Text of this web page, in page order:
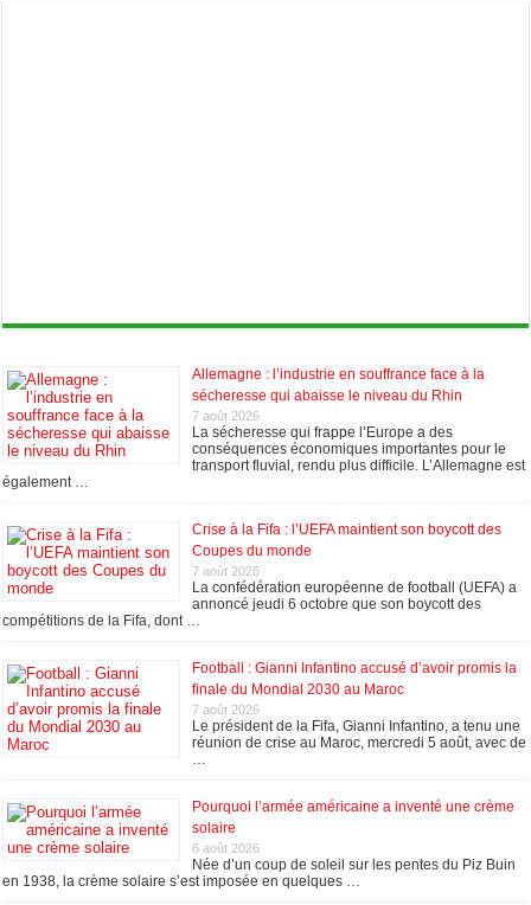
Allemagne : l’industrie en souffrance face à la
sécheresse qui abaisse le niveau du Rhin
7 août 2026
La sécheresse qui frappe l’Europe a des
conséquences économiques importantes pour le
transport fluvial, rendu plus difficile. L’Allemagne est
également …
Crise à la Fifa : l’UEFA maintient son boycott des
Coupes du monde
7 août 2026
La confédération européenne de football (UEFA) a
annoncé jeudi 6 octobre que son boycott des
compétitions de la Fifa, dont …
Football : Gianni Infantino accusé d’avoir promis la
finale du Mondial 2030 au Maroc
7 août 2026
Le président de la Fifa, Gianni Infantino, a tenu une
réunion de crise au Maroc, mercredi 5 août, avec de
…
Pourquoi l’armée américaine a inventé une crème
solaire
6 août 2026
Née d’un coup de soleil sur les pentes du Piz Buin
en 1938, la crème solaire s’est imposée en quelques …